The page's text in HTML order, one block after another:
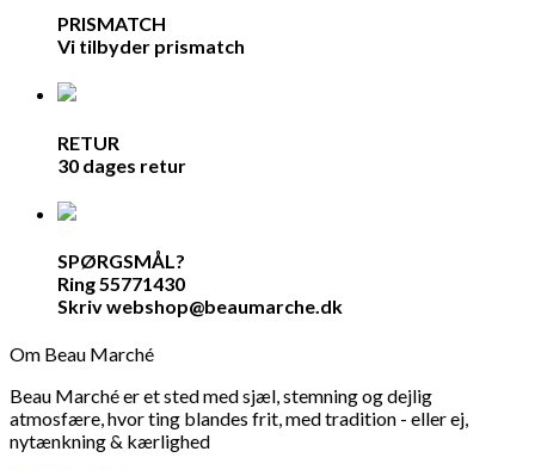
PRISMATCH
Vi tilbyder prismatch
RETUR
30 dages retur
SPØRGSMÅL?
Ring 55771430
Skriv webshop@beaumarche.dk
Om Beau Marché
Beau Marché er et sted med sjæl, stemning og dejlig
atmosfære, hvor ting blandes frit, med tradition - eller ej,
nytænkning & kærlighed